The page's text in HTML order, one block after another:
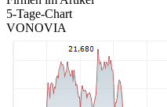
5-Tage-Chart
VONOVIA